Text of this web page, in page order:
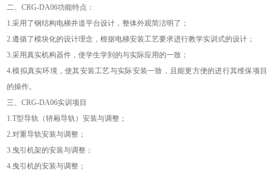
二、CRG-DA06功能特点：
1.采用了钢结构电梯井道平台设计，整体外观简洁明了；
2.遵循了模块化的设计理念，根据电梯安装工艺要求进行教学实训式的设计；
3.采用真实机构器件，使学生学到的与实际应用的一致；
4.模拟真实环境，使其安装工艺与实际安装一致，且能更方便的进行其维保项目
的操作。
三、CRG-DA06实训项目
1.T型导轨（轿厢导轨）安装与调整；
2.对重导轨安装与调整；
3.曳引机架的安装与调整；
4.曳引机的安装与调整；